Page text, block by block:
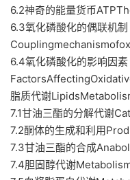
6.2神奇的能量货币
6.3氧化磷酸化的偶联机制
6.4氧化磷酸化的影响因素
脂质代谢
7.1甘油三酯的分解代谢
7.2酮体的生成和利用
7.3甘油三酯的合成
7.4胆固醇代谢